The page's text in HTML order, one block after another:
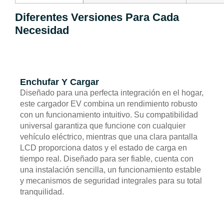
Diferentes Versiones Para Cada
Necesidad
Enchufar Y Cargar
Diseñado para una perfecta integración en el hogar,
este cargador EV combina un rendimiento robusto
con un funcionamiento intuitivo. Su compatibilidad
universal garantiza que funcione con cualquier
vehículo eléctrico, mientras que una clara pantalla
LCD proporciona datos y el estado de carga en
tiempo real. Diseñado para ser fiable, cuenta con
una instalación sencilla, un funcionamiento estable
y mecanismos de seguridad integrales para su total
tranquilidad.